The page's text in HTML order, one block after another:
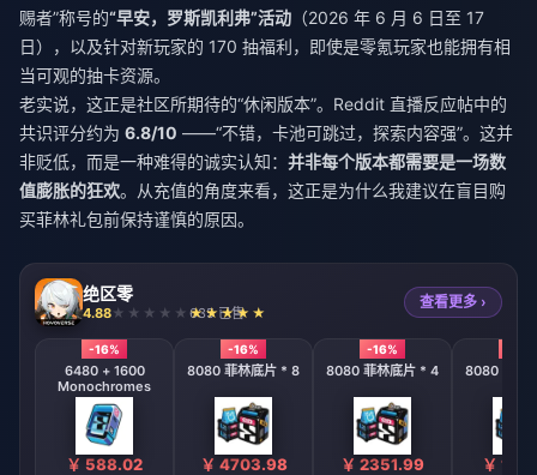
赐者”称号的“早安，罗斯凯利弗”活动 （2026 年 6 月 6 日至 17
日），以及针对新玩家的 170 抽福利，即使是零氪玩家也能拥有相
当可观的抽卡资源。
老实说，这正是社区所期待的“休闲版本”。Reddit 直播反应帖中的
共识评分约为 6.8/10 ——“不错，卡池可跳过，探索内容强”。这并
非贬低，而是一种难得的诚实认知： 并非每个版本都需要是一场数
值膨胀的狂欢。从充值的角度来看，这正是为什么我建议在盲目购
买菲林礼包前保持谨慎的原因。
绝区零
4.88 635 已售
查看更多 ›
-16%
6480 + 1600
Monochromes
￥ 588.02
-16%
8080 菲林底片 * 8
￥ 4703.98
-16%
8080 菲林底片 * 4
￥ 2351.99
8080 菲林
￥